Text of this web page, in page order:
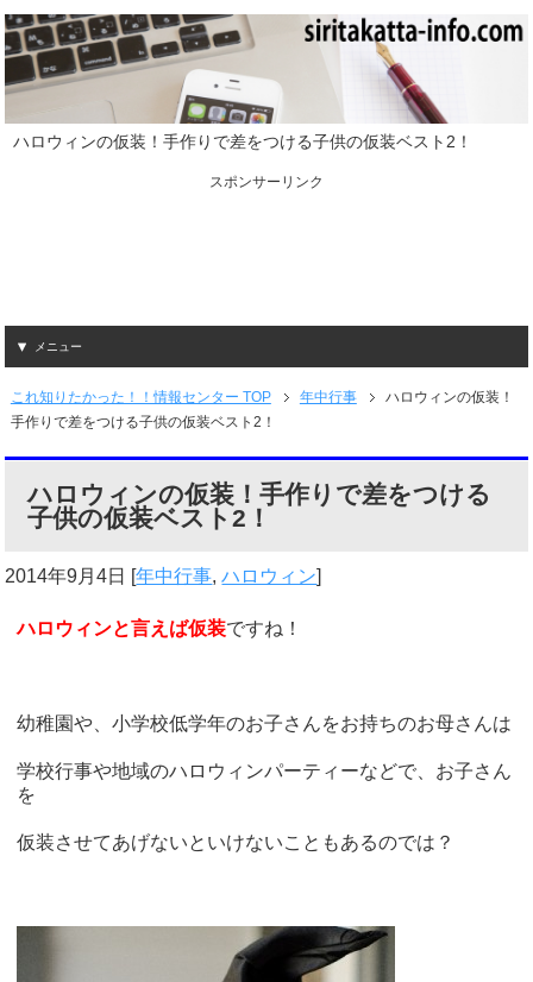
ハロウィンの仮装！手作りで差をつける子供の仮装ベスト2！
スポンサーリンク
メニュー
これ知りたかった！！情報センター TOP 年中行事
ハロウィンの仮装！
手作りで差をつける子供の仮装ベスト2！
ハロウィンの仮装！手作りで差をつける
子供の仮装ベスト2！
2014年9月4日 [年中行事,ハロウィン]
ハロウィンと言えば仮装ですね！
幼稚園や、小学校低学年のお子さんをお持ちのお母さんは
学校行事や地域のハロウィンパーティーなどで、お子さん
を
仮装させてあげないといけないこともあるのでは？